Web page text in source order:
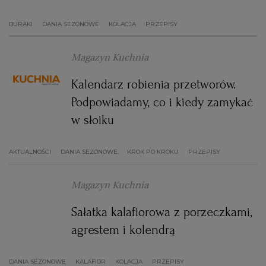
ZAKOPANE
ZIELONA GÓRA
BURAKI DANIA SEZONOWE KOLACJA PRZEPISY
Magazyn Kuchnia
Kalendarz robienia przetworów.
Podpowiadamy, co i kiedy zamykać
w słoiku
AKTUALNOŚCI DANIA SEZONOWE KROK PO KROKU PRZEPISY
Magazyn Kuchnia
Sałatka kalafiorowa z porzeczkami,
agrestem i kolendrą
DANIA SEZONOWE KALAFIOR KOLACJA PRZEPISY